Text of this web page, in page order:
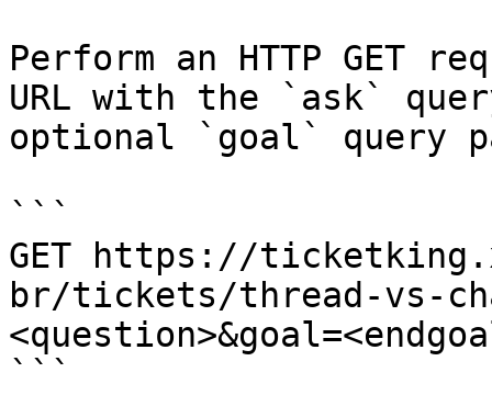
Perform an HTTP GET
URL with the `ask`
optional `goal` query
```
GET https://
br/tickets/thread-vs-
```